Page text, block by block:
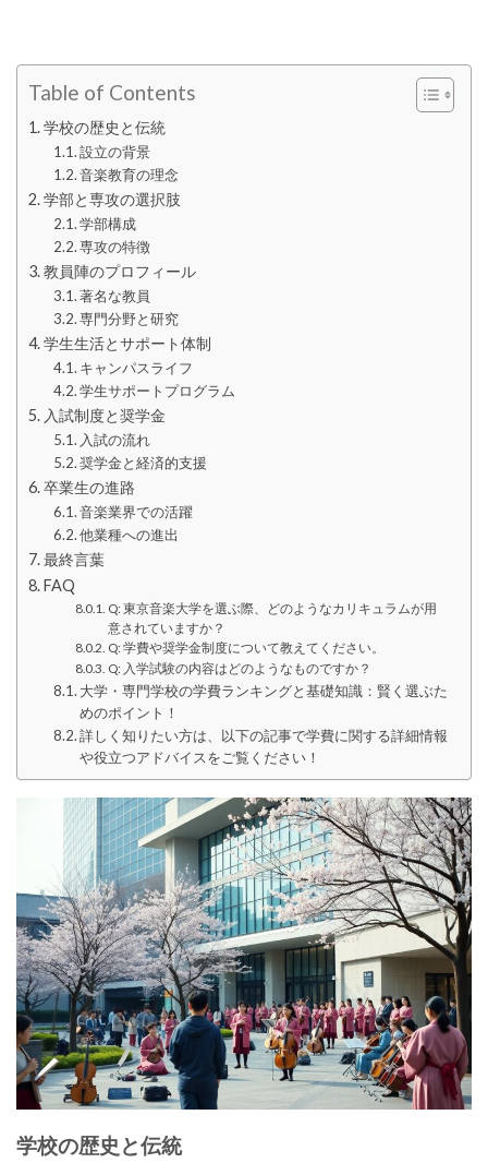
Table of Contents
学校の歴史と伝統
設立の背景
音楽教育の理念
学部と専攻の選択肢
学部構成
専攻の特徴
教員陣のプロフィール
著名な教員
専門分野と研究
学生生活とサポート体制
キャンパスライフ
学生サポートプログラム
入試制度と奨学金
入試の流れ
奨学金と経済的支援
卒業生の進路
音楽業界での活躍
他業種への進出
最終言葉
FAQ
Q: 東京音楽大学を選ぶ際、どのようなカリキュラムが用
意されていますか？
Q: 学費や奨学金制度について教えてください。
Q: 入学試験の内容はどのようなものですか？
大学・専門学校の学費ランキングと基礎知識：賢く選ぶた
めのポイント！
詳しく知りたい方は、以下の記事で学費に関する詳細情報
や役立つアドバイスをご覧ください！
学校の歴史と伝統